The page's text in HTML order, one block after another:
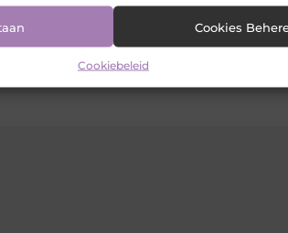
Cookies
Cookiebeleid